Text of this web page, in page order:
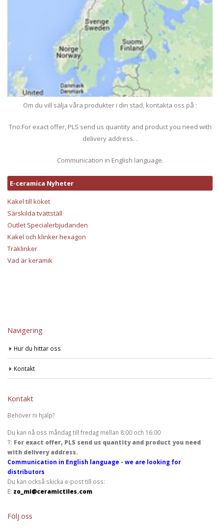
Om du vill sälja våra produkter i din stad, kontakta oss på :
Tno:For exact offer, PLS send us quantity and product you need with
delivery address. .
Communication in English language.
E-ceramica Nyheter
Kakel till köket
Särskilda tvättställ
Outlet Specialerbjudanden
Kakel och klinker hexagon
Träklinker
Vad är keramik
Navigering
Hur du hittar oss
Kontakt
Kontakt
Behöver ni hjälp?
Du kan nå oss måndag till fredag mellan 8:00 och 16:00
T: For exact offer, PLS send us quantity and product you need
with delivery address.
Communication in English language - we are looking for
distributors
Du kan också skicka e-post till oss:
E: zo_mi@ceramictiles.com
Följ oss